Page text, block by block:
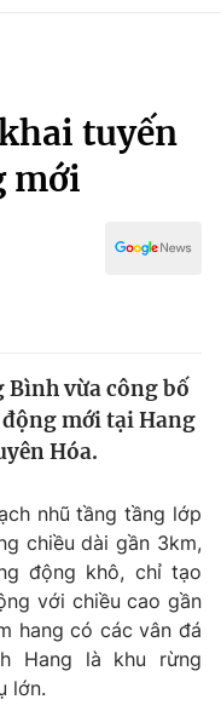
tuyến
mới
Bình vừa công bố
mới tại Hang
Hóa.
nhũ tầng tầng lớp
chiều dài gần 3km,
động khô, chỉ tạo
với chiều cao gần
hang có các vân đá
Hang là khu rừng
lớn.